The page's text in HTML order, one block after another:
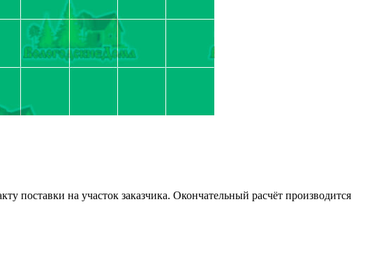
поставки на участок заказчика. Окончательный расчёт производится